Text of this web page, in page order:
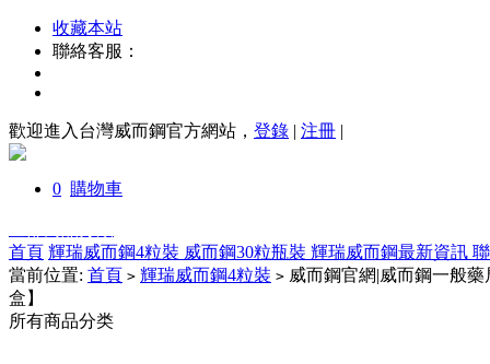
收藏本站
聯絡客服：
歡迎進入台灣威而鋼官方網站， 登錄 | 注冊 |
0 購物車
首頁 輝瑞威而鋼4粒裝 威而鋼30粒瓶裝 輝瑞威而鋼最新資訊
當前位置: 首頁 > 輝瑞威而鋼4粒裝 > 威而鋼官網|威而鋼一般
盒】
所有商品分类